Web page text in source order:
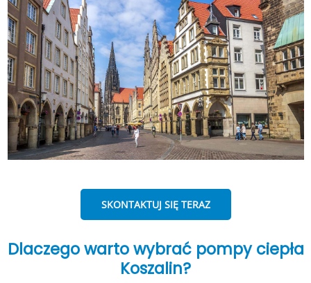
SKONTAKTUJ SIĘ TERAZ
Dlaczego warto wybrać pompy ciepła
Koszalin?